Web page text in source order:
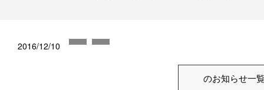
2016/12/10
のお知らせ一